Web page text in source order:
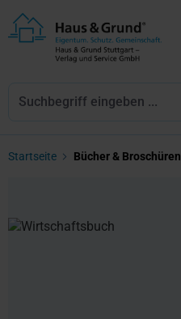
Zum Hauptinhalt springen
Startseite Bücher & Broschüren